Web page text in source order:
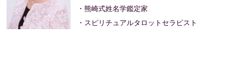
・熊崎式姓名学鑑定家
・スピリチュアルタロットセラピスト